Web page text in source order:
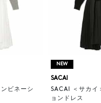
ビネーシ
NEW
SACAI
SACAI ＜サカイ
ョンドレス